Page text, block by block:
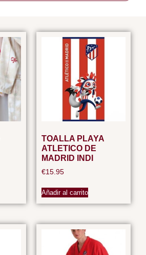
TOALLA PLAYA
ATLETICO DE
MADRID INDI
€15.95
Añadir al carrito